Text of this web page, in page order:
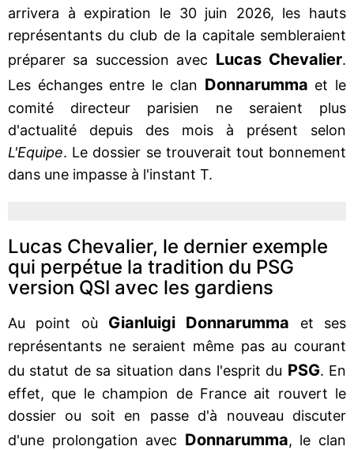
arrivera à expiration le 30 juin 2026, les hauts
représentants du club de la capitale sembleraient
préparer sa succession avec Lucas Chevalier.
Les échanges entre le clan Donnarumma et le
comité directeur parisien ne seraient plus
d'actualité depuis des mois à présent selon
L'Equipe. Le dossier se trouverait tout bonnement
dans une impasse à l'instant T.
Lucas Chevalier, le dernier exemple
qui perpétue la tradition du PSG
version QSI avec les gardiens
Au point où Gianluigi Donnarumma
et ses
représentants ne seraient même pas au courant
du statut de sa situation dans l'esprit du PSG. En
effet, que le champion de France ait rouvert le
dossier ou soit en passe d'à nouveau discuter
d'une prolongation avec Donnarumma, le clan